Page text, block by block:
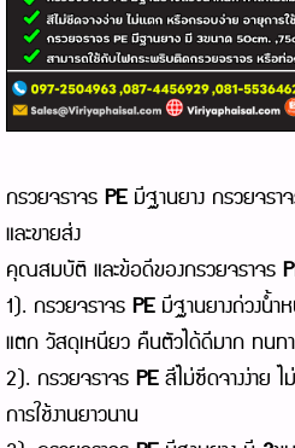
กรวยจราจร PEมีฐานยาง กรวยจรา
และขายส่ง
คุณสมบัติ และข้อดีของกรวยจราจร
1). กรวยจราจร PEมีฐานยางถ่วงน้ำ
แตก วัสดุเหนียว คืนตัวได้ดีมาก ทนท
2). กรวยจราจร PEสีไม่ซีดจางง่าย
การใช้งานยาวนาน